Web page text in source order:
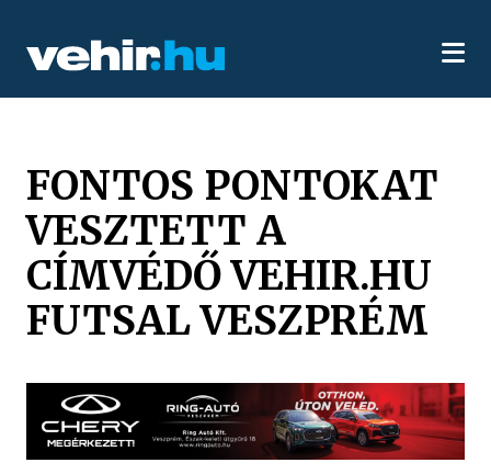
FONTOS PONTOKAT
VESZTETT A
CÍMVÉDŐ VEHIR.HU
FUTSAL VESZPRÉM